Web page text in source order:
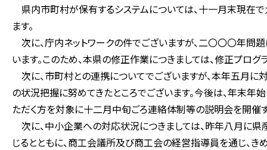
県内市町村が保有するシステムについては、十一月末現在
ます。
次に、庁内ネットワークの件でございますが、二〇〇〇年問
います。このため、本県の修正作業につきましては、修正プロ
次に、市町村との連携についてでございますが、本年五月
の状況把握に努めてきたところでございます。今後は、年末
ただく方を対象に十二月中旬ごろ連絡体制等の説明会を開催
次に、中小企業への対応状況につきましては、昨年八月に
じるとともに、商工会議所及び商工会の経営指導員を通じ、き